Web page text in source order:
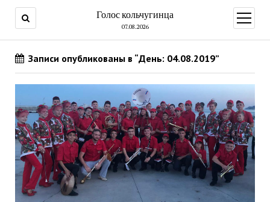
Голос кольчугинца
07.08.2026
меню
Записи опубликованы в “День: 04.08.2019”